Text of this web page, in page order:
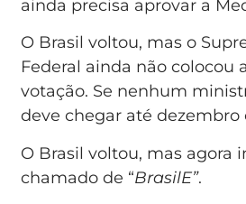
ainda precisa aprovar a
O Brasil voltou, mas o
Federal ainda não colocou
votação. Se nenhum
deve chegar até dezembro
O Brasil voltou, mas agora
chamado de “BrasilE”.